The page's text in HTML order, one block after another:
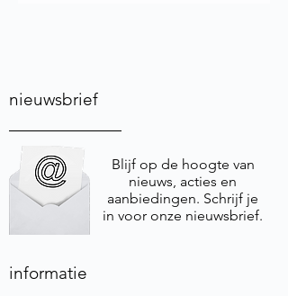
nieuwsbrief
Blijf op de hoogte van
nieuws, acties en
aanbiedingen. Schrijf je
in voor onze nieuwsbrief.
informatie